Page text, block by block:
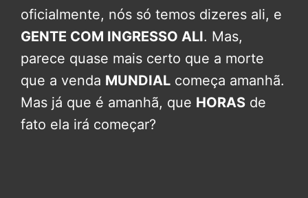
oficialmente, nós só temos dizeres ali, e
GENTE COM INGRESSO ALI. Mas,
parece quase mais certo que a morte
que a venda MUNDIAL começa amanhã.
Mas já que é amanhã, que HORAS de
fato ela irá começar?